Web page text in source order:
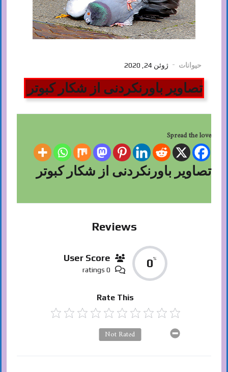
حیوانات ژوئن 24, 2020
تصاویر باورنکردنی از شکار کبوتر
Spread the love
تصاویر باورنکردنی از شکار کبوتر
Reviews
0%
User Score
0 ratings
Rate This
Not Rated